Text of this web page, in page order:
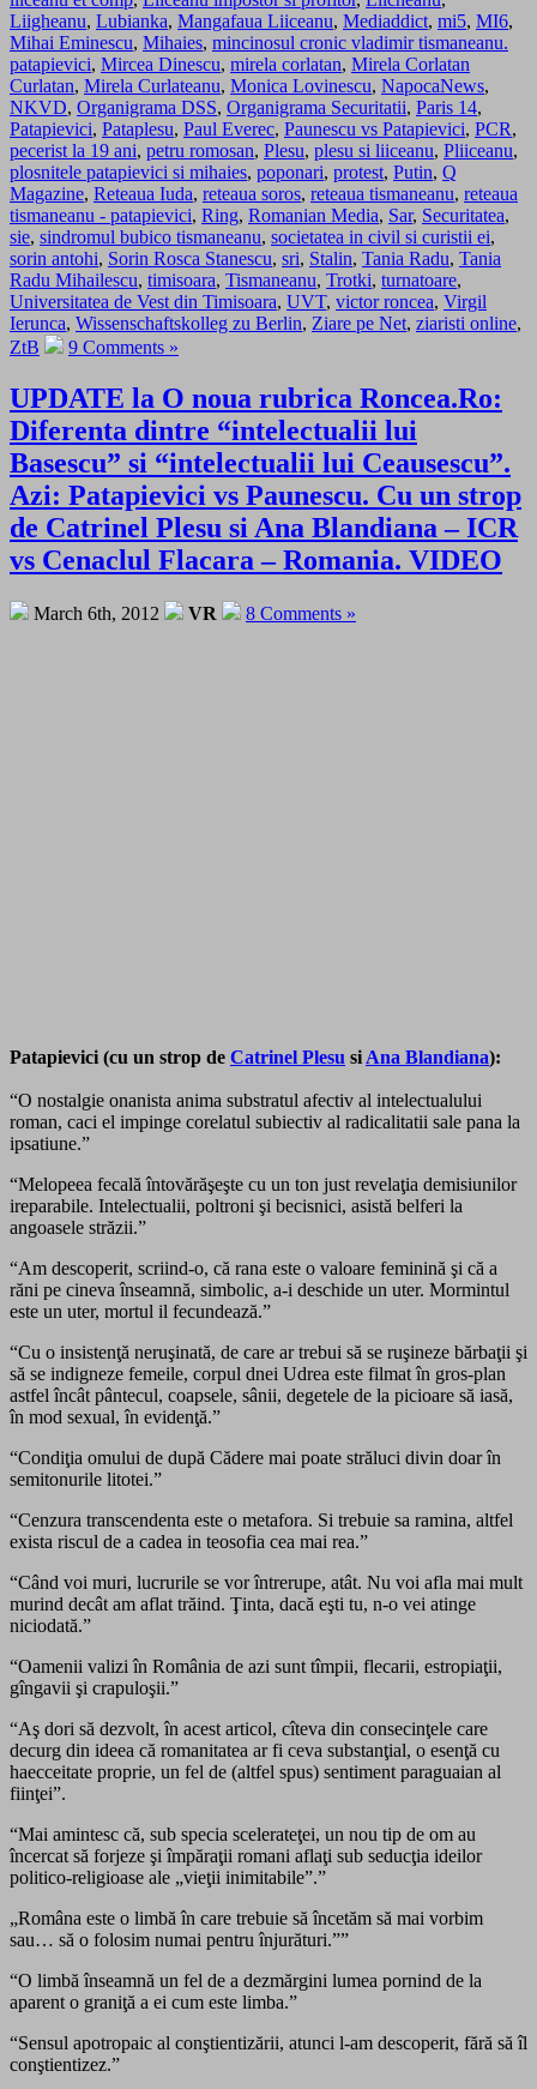
Liigheanu, Lubianka, Mangafaua Liiceanu, Mediaddict, mi5, MI6,
Mihai Eminescu, Mihaies, mincinosul cronic vladimir tismaneanu.
patapievici, Mircea Dinescu, mirela corlatan, Mirela Corlatan
Curlatan, Mirela Curlateanu, Monica Lovinescu, NapocaNews,
NKVD, Organigrama DSS, Organigrama Securitatii, Paris 14,
Patapievici, Pataplesu, Paul Everec, Paunescu vs Patapievici, PCR,
pecerist la 19 ani, petru romosan, Plesu, plesu si liiceanu, Pliiceanu,
plosnitele patapievici si mihaies, poponari, protest, Putin, Q
Magazine, Reteaua Iuda, reteaua soros, reteaua tismaneanu, reteaua
tismaneanu - patapievici, Ring, Romanian Media, Sar, Securitatea,
sie, sindromul bubico tismaneanu, societatea in civil si curistii ei,
sorin antohi, Sorin Rosca Stanescu, sri, Stalin, Tania Radu, Tania
Radu Mihailescu, timisoara, Tismaneanu, Trotki, turnatoare,
Universitatea de Vest din Timisoara, UVT, victor roncea, Virgil
Ierunca, Wissenschaftskolleg zu Berlin, Ziare pe Net, ziaristi online,
ZtB
9 Comments »
UPDATE la O noua rubrica Roncea.Ro:
Diferenta dintre “intelectualii lui
Basescu” si “intelectualii lui Ceausescu”.
Azi: Patapievici vs Paunescu. Cu un strop
de Catrinel Plesu si Ana Blandiana – ICR
vs Cenaclul Flacara – Romania. VIDEO
March 6th, 2012 VR 8 Comments »
Patapievici (cu un strop de Catrinel Plesu si Ana Blandiana):
“O nostalgie onanista anima substratul afectiv al intelectualului
roman, caci el impinge corelatul subiectiv al radicalitatii sale pana la
ipsatiune.”
“Melopeea fecală întovărăşeşte cu un ton just revelaţia demisiunilor
ireparabile. Intelectualii, poltroni şi becisnici, asistă belferi la
angoasele străzii.”
“Am descoperit, scriind-o, că rana este o valoare feminină şi că a
răni pe cineva înseamnă, simbolic, a-i deschide un uter. Mormintul
este un uter, mortul il fecundează.”
“Cu o insistenţă neruşinată, de care ar trebui să se ruşineze bărbaţii şi
să se indigneze femeile, corpul dnei Udrea este filmat în gros-plan
astfel încât pântecul, coapsele, sânii, degetele de la picioare să iasă,
în mod sexual, în evidenţă.”
“Condiţia omului de după Cădere mai poate străluci divin doar în
semitonurile litotei.”
“Cenzura transcendenta este o metafora. Si trebuie sa ramina, altfel
exista riscul de a cadea in teosofia cea mai rea.”
“Când voi muri, lucrurile se vor întrerupe, atât. Nu voi afla mai mult
murind decât am aflat trăind. Ţinta, dacă eşti tu, n-o vei atinge
niciodată.”
“Oamenii valizi în România de azi sunt tîmpii, flecarii, estropiaţii,
gîngavii şi crapuloşii.”
“Aş dori să dezvolt, în acest articol, cîteva din consecinţele care
decurg din ideea că romanitatea ar fi ceva substanţial, o esenţă cu
haecceitate proprie, un fel de (altfel spus) sentiment paraguaian al
fiinţei”.
“Mai amintesc că, sub specia scelerateţei, un nou tip de om au
încercat să forjeze şi împăraţii romani aflaţi sub seducţia ideilor
politico-religioase ale „vieţii inimitabile”.”
„Româna este o limbă în care trebuie să încetăm să mai vorbim
sau… să o folosim numai pentru înjurături.””
“‎O limbă înseamnă un fel de a dezmărgini lumea pornind de la
aparent o graniţă a ei cum este limba.”
“Sensul apotropaic al conştientizării, atunci l-am descoperit, fără să îl
conştientizez.”